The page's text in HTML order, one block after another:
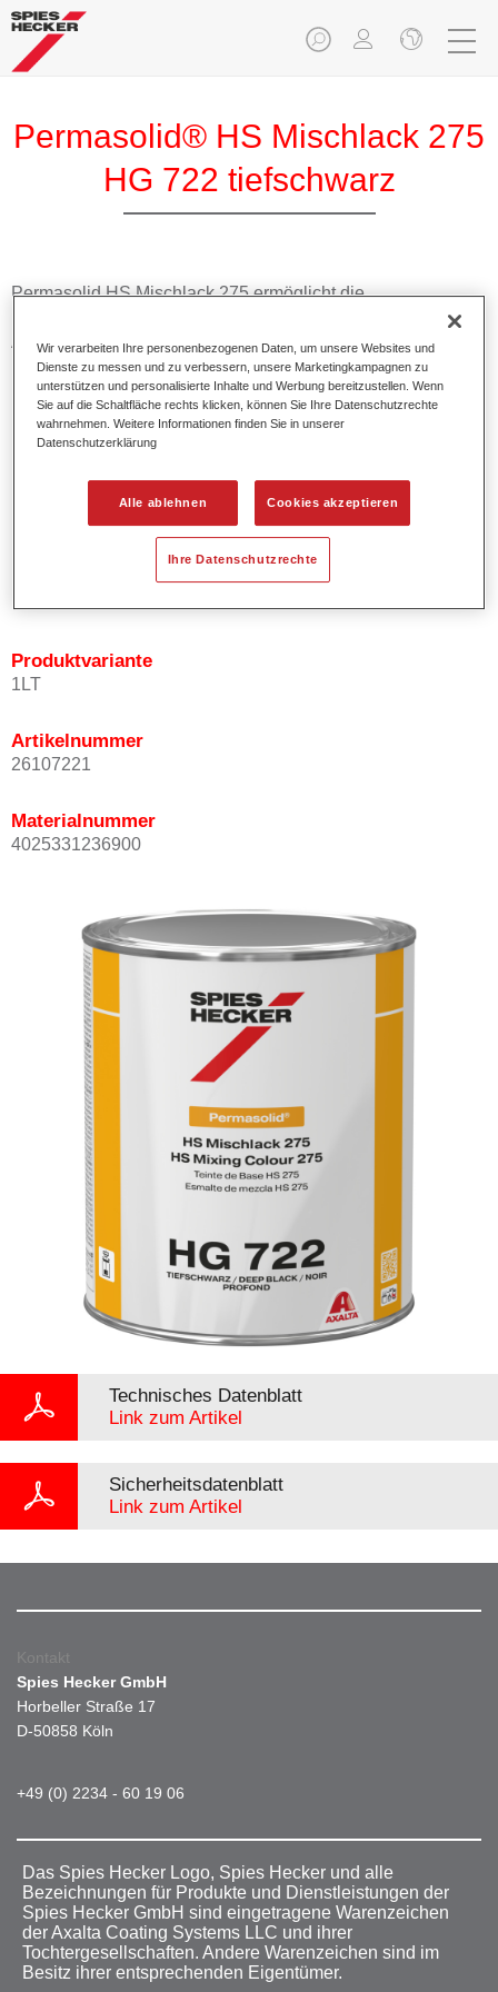
Permasolid® HS Mischlack 275
HG 722 tiefschwarz
Permasolid HS Mischlack 275 ermöglicht die
Farbtonausmischung vom hochwertigen Permasolid HS
Autolack 275 mit allen Uni-Farbtönen für die Pkw-
Lackierung.
Produktmerkmale
Erlaubt eine einfache und schnelle Verarbeitung in 1,5
Ermöglicht schnelle Trocknungszeiten.
Bietet ein hohes Deckvermögen.
Besitzt einen exzellenten Decklackstand.
Entspricht den VOC Anforderungen.
Produktvariante
1LT
Artikelnummer
26107221
Materialnummer
4025331236900
Technisches Datenblatt
Link zum Artikel
Sicherheitsdatenblatt
Link zum Artikel
Kontakt
Spies Hecker GmbH
Horbeller Straße 17
D-50858 Köln
+49 (0) 2234 - 60 19 06
Das Spies Hecker Logo, Spies Hecker und alle
Bezeichnungen für Produkte und Dienstleistungen der
Spies Hecker GmbH sind eingetragene Warenzeichen
der Axalta Coating Systems LLC und ihrer
Tochtergesellschaften. Andere Warenzeichen sind im
Besitz ihrer entsprechenden Eigentümer.
Wir verarbeiten Ihre personenbezogenen Daten, um unsere Websites und
Dienste zu messen und zu verbessern, unsere Marketingkampagnen zu
unterstützen und personalisierte Inhalte und Werbung bereitzustellen. Wenn
Sie auf die Schaltfläche rechts klicken, können Sie Ihre Datenschutzrechte
wahrnehmen. Weitere Informationen finden Sie in unserer
Datenschutzerklärung
Alle ablehnen Cookies akzeptieren
Ihre Datenschutzrechte